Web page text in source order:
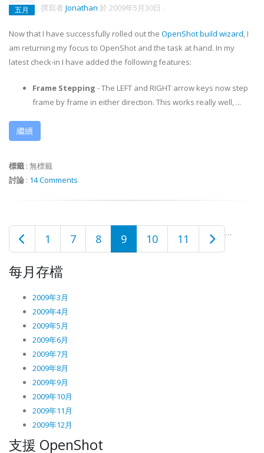
五月 撰寫者 Jonathan 於 2009年5月30日 .
Now that I have successfully rolled out the OpenShot build wizard, I
am returning my focus to OpenShot and the task at hand. In my
latest check-in I have added the following features:
Frame Stepping - The LEFT and RIGHT arrow keys now step
frame by frame in either direction. This works really well, ...
繼續
標籤 : 無標籤
討論 : 14 Comments
1 …
7 8 9 10 11
每月存檔
2009年3月
2009年4月
2009年5月
2009年6月
2009年7月
2009年8月
2009年9月
2009年10月
2009年11月
2009年12月
支援 OpenShot